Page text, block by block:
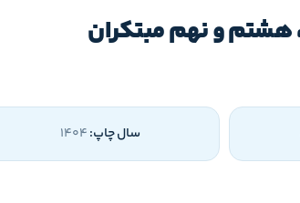
سال چاپ: